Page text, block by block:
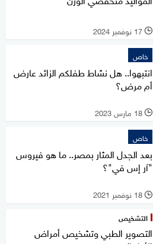
l 17 نوفمبر 2024
خاص
انتبهوا.. هل نشاط طفلكم الزائد عارض
أم مرض؟
l 18 مارس 2023
خاص
بعد الجدل المثار بمصر.. ما هو فيروس
"آر إس في"؟
l 18 نوفمبر 2021
التشخيص
التصوير الطبي وتشخيص أمراض